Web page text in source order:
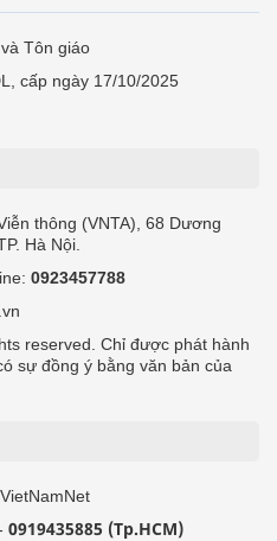
Tôn giáo
cấp ngày 17/10/2025
thông (VNTA), 68 Dương
Hà Nội.
0923457788
reserved. Chỉ được phát hành
sự đồng ý bằng văn bản của
0919435885 (Tp.HCM)